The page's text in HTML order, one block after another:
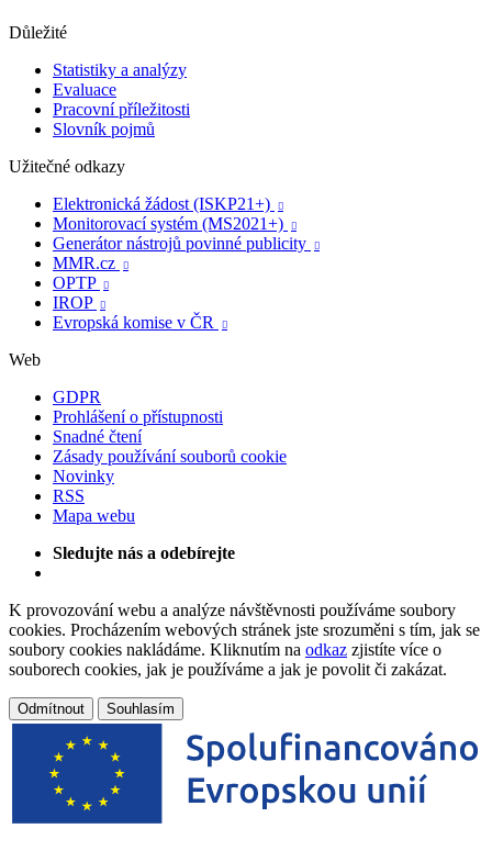
Důležité
Statistiky a analýzy
Evaluace
Pracovní příležitosti
Slovník pojmů
Užitečné odkazy
Elektronická žádost (ISKP21+)

Monitorovací systém (MS2021+) 
Generátor nástrojů povinné publicity 
MMR.cz 
OPTP 
IROP 
Evropská komise v ČR 
Web
GDPR
Prohlášení o přístupnosti
Snadné čtení
Zásady používání souborů cookie
Novinky
RSS
Mapa webu
Sledujte nás a odebírejte
K provozování webu a analýze návštěvnosti používáme soubory
cookies. Procházením webových stránek jste srozuměni s tím, jak se
soubory cookies nakládáme. Kliknutím na odkaz zjistíte více o
souborech cookies, jak je používáme a jak je povolit či zakázat.
Odmítnout Souhlasím